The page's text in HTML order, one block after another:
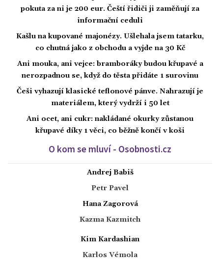
pokuta za ni je 200 eur. Čeští řidiči ji zaměňují za
informační ceduli
Kašlu na kupované majonézy. Ušlehala jsem tatarku,
co chutná jako z obchodu a vyjde na 30 Kč
Ani mouka, ani vejce: bramboráky budou křupavé a
nerozpadnou se, když do těsta přidáte 1 surovinu
Češi vyhazují klasické teflonové pánve. Nahrazují je
materiálem, který vydrží i 50 let
Ani ocet, ani cukr: nakládané okurky zůstanou
křupavé díky 1 věci, co běžně končí v koši
O kom se mluví - Osobnosti.cz
Andrej Babiš
Petr Pavel
Hana Zagorová
Kazma Kazmitch
Kim Kardashian
Karlos Vémola